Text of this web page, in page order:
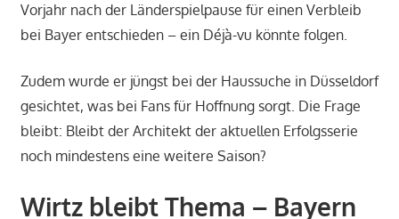
Vorjahr nach der Länderspielpause für einen Verbleib
bei Bayer entschieden – ein Déjà-vu könnte folgen.
Zudem wurde er jüngst bei der Haussuche in Düsseldorf
gesichtet, was bei Fans für Hoffnung sorgt. Die Frage
bleibt: Bleibt der Architekt der aktuellen Erfolgsserie
noch mindestens eine weitere Saison?
Wirtz bleibt Thema – Bayern